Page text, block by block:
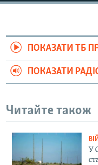
ПОКАЗАТИ ТБ
ПОКАЗАТИ
Читайте також
У